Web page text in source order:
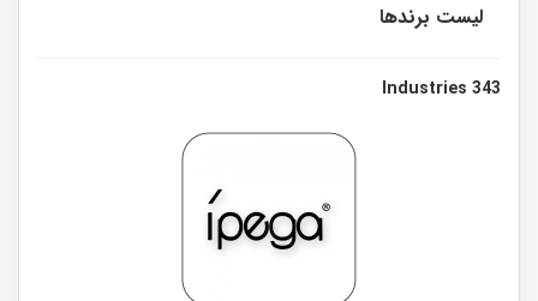
لیست برندها
343 Industries